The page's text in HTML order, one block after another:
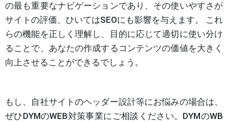
の最も重要なナビゲーションであり、その使いやすさが
サイトの評価、ひいてはSEOにも影響を与えます。 これ
らの機能を正しく理解し、目的に応じて適切に使い分け
ることで、あなたの作成するコンテンツの価値を大きく
向上させることができるでしょう。
もし、自社サイトのヘッダー設計等にお悩みの場合は、
ぜひDYMのWEB対策事業にご相談ください。DYMのWB